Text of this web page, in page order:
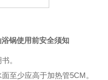
锅使用前安全须知
。
至少应高于加热管5CM。